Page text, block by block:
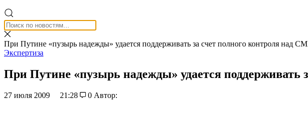
При Путине «пузырь надежды» удается поддерживать за счет полного контроля над
Экспертиза
При Путине «пузырь надежды» удается поддерживать
27 июля 2009 21:28 0 Автор: